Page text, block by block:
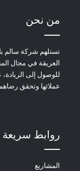
من نحن
تستلهم شركة سالم
العريقة في مجال
للوصول إلى
عملائها وتحقق رضاهم
روابط سريعة
المشاريع